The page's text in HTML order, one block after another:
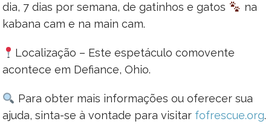
dia, 7 dias por semana, de gatinhos e gatos
na
kabana cam e na main cam.
Localização – Este espetáculo comovente
acontece em Defiance, Ohio.
Para obter mais informações ou oferecer sua
ajuda, sinta-se à vontade para visitar fofrescue.org.